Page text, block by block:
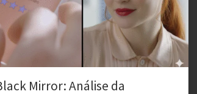
de nós mesmos. Entre todos os
talvez nenhum seja tão perturbador e
quanto Queda Livre (Nosedive). A jornada […]
Mirror: Análise da